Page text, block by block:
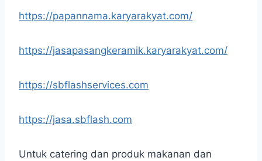
https://papannama.karyarakyat.com/
https://jasapasangkeramik.karyarakyat.com/
https://sbflashservices.com
https://jasa.sbflash.com
Untuk catering dan produk makanan dan